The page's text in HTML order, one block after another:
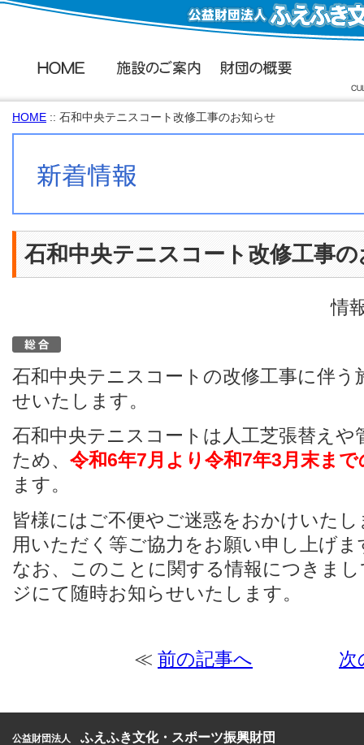
HOME :: 石和中央テニスコート改修工事のお知らせ
石和中央テニスコート改修工事
情
石和中央テニスコートの改修工事に伴
せいたします。
石和中央テニスコートは人工芝張替えや
ため、 令和6年7月より令和7年3月末ま
ます。
皆様にはご不便やご迷惑をおかけいた
用いただく等ご協力をお願い申し上げま
なお、このことに関する情報につきま
ジにて随時お知らせいたします。
≪ 前の記事へ 次
公益財団法人 ふえふき文化・スポーツ振興財団